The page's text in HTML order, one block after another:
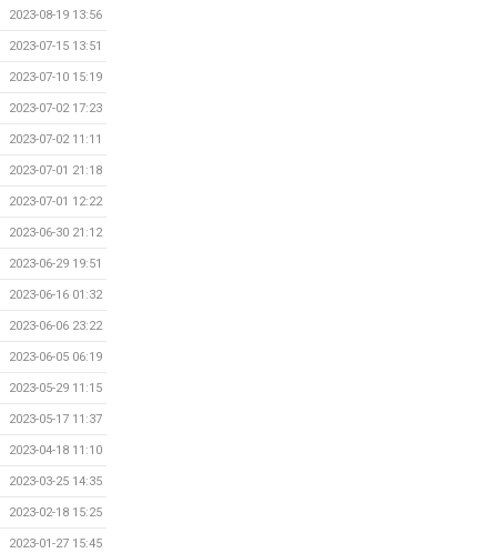
2023-08-19 13:56
2023-07-15 13:51
2023-07-10 15:19
2023-07-02 17:23
2023-07-02 11:11
2023-07-01 21:18
2023-07-01 12:22
2023-06-30 21:12
2023-06-29 19:51
2023-06-16 01:32
2023-06-06 23:22
2023-06-05 06:19
2023-05-29 11:15
2023-05-17 11:37
2023-04-18 11:10
2023-03-25 14:35
2023-02-18 15:25
2023-01-27 15:45